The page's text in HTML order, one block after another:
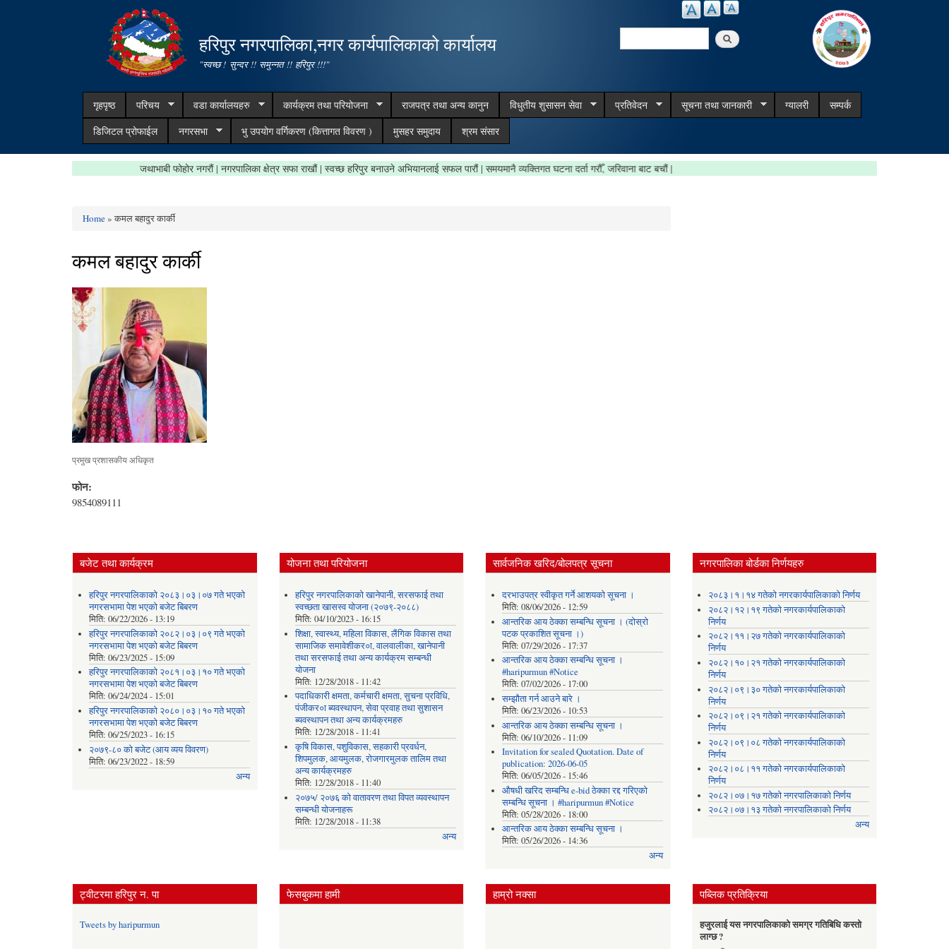
content
हरिपुर नगरपालिका,नगर कार्यपालिकाको कार्यालय
"स्वच्छ ! सुन्दर !! समुन्नत !! हरिपुर !!!"
Search
गृहपृष्ठ परिचय वडा कार्यालयहरु कार्यक्रम तथा परियोजना राजपत्र तथा अन्य कानुन विधुतीय शुसासन सेवा प्रतिवेदन सूचना तथा जानकारी ग्यालरी
सम्पर्क
डिजिटल प्रोफाईल
नगरसभा भु उपयोग वर्गिकरण (कित्तागत विवरण ) मुसहर समुदाय श्रम संसार
जथाभाबी फोहोर नगरौं | नगरपालिका क्षेत्र सफा राखौं | स्वच्छ हरिपुर बनाउने अभियानलाई सफल पारौं | समयमानै व्यक्तिगत घटना दर्ता गरौँ, जरिवाना बाट बचौं |
Home» कमल बहादुर कार्की
कमल बहादुर कार्की
प्रमुख प्रशासकीय अधिकृत
फोन:
9854089111
बजेट तथा कार्यक्रम
हरिपुर नगरपालिकाको २०८३।०३।०७ गते भएको
नगरसभामा पेश भएको बजेट बिबरण
मिति: 06/22/2026 - 13:19
हरिपुर नगरपालिकाको २०८२।०३।०९ गते भएको
नगरसभामा पेश भएको बजेट बिबरण
मिति: 06/23/2025 - 15:09
हरिपुर नगरपालिकाको २०८१।०३।१० गते भएको
नगरसभामा पेश भएको बजेट बिबरण
मिति: 06/24/2024 - 15:01
हरिपुर नगरपालिकाको २०८०।०३।१० गते भएको
नगरसभामा पेश भएको बजेट बिबरण
मिति: 06/25/2023 - 16:15
२०७९-८० को बजेट (आय व्यय विवरण)
मिति: 06/23/2022 - 18:59
अन्य
योजना तथा परियोजना
हरिपुर नगरपालिकाको खानेपानी, सरसफाई तथा
स्वच्छता खासस्व योजना (२०७९-२०८८)
मिति:04/10/2023 - 16:15
शिक्षा, स्वास्थ्य, महिला विकास, लैंगिक विकास तथा
सामाजिक समावेशीकर०ा, वालवालीका, खानेपानी
तथा सरसफाई तथा अन्य कार्यक्रम सम्बन्धी
योजना
मिति: 12/28/2018 - 11:42
पदाधिकारी क्षमता, कर्मचारी क्षमता, सुचना प्रविधि,
पंजीकर०ा ब्यवस्थापन, सेवा प्रवाह तथा सुशासन
ब्यवस्थापन तथा अन्य कार्यक्रमहरु
मिति: 12/28/2018 - 11:41
कृषि विकास, पशुविकास, सहकारी प्रवर्धन,
शिपमुलक, आयमुलक, रोजगारमुलक तालिम तथा
अन्य कार्यक्रमहरु
मिति: 12/28/2018 - 11:40
२०७५/ २०७६ को वातावरण तथा विपत व्यवस्थापन
सम्बन्धी योजनाहरू
मिति: 12/28/2018 - 11:38
अन्य
सार्वजनिक खरिद/बोलपत्र सूचना
दरभाउपत्र स्वीकृत गर्ने आशयको सूचना ।
मिति: 08/06/2026 - 12:59
आन्तरिक आय ठेक्का सम्बन्धि सूचना । (दोस्रो
पटक प्रकाशित सूचना ।)
मिति: 07/29/2026 - 17:37
आन्तरिक आय ठेक्का सम्बन्धि सूचना ।
#haripurmun #Notice
मिति: 07/02/2026 - 17:00
सम्झौता गर्न आउने बारे ।
मिति: 06/23/2026 - 10:53
आन्तरिक आय ठेक्का सम्बन्धि सूचना ।
मिति: 06/10/2026 - 11:09
Invitation for sealed Quotation. Date of
publication: 2026-06-05
मिति: 06/05/2026 - 15:46
औषधी खरिद सम्बन्धि e-bid ठेक्का रद्द गरिएको
सम्बन्धि सूचना । #haripurmun #Notice
मिति: 05/28/2026 - 18:00
आन्तरिक आय ठेक्का सम्बन्धि सूचना ।
मिति: 05/26/2026 - 14:36
अन्य
नगरपालिका बोर्डका निर्णयहरु
२०८३।१।१४ गतेको नगरकार्यपालिकाको निर्णय
२०८२।१२।१९ गतेको नगरकार्यपालिकाको
निर्णय
२०८२।११।२७ गतेको नगरकार्यपालिकाको
निर्णय
२०८२।१०।२१ गतेको नगरकार्यपालिकाको
निर्णय
२०८२।०९।३० गतेको नगरकार्यपालिकाको
निर्णय
२०८२।०९।२१ गतेको नगरकार्यपालिकाको
निर्णय
२०८२।०९।०८ गतेको नगरकार्यपालिकाको
निर्णय
२०८२।०८।११ गतेको नगरकार्यपालिकाको
निर्णय
२०८२।०७।१७ गतेको नगरपालिकाको निर्णय
२०८२।०७।१३ गतेको नगरपालिकाको निर्णय
अन्य
ट्वीटरमा हरिपुर न. पा
Tweets by haripurmun
फेसबुकमा हामी हाम्रो नक्सा पब्लिक प्रतिक्रिया
हजुरलाई यस नगरपालिकाको समग्र गतिबिधि कस्तो
लाग्छ ?